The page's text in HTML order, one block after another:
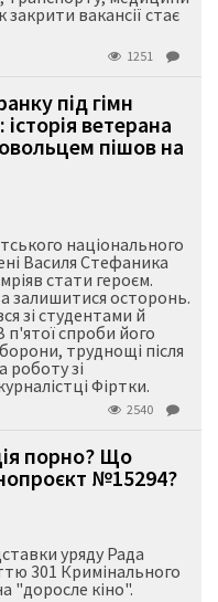
вакансії стає
1251
під гімн
історія ветерана
пішов на
національного
Василя Стефаника
стати героєм.
залишитися осторонь.
зі студентами й
п'ятої спроби його
труднощі після
роботу зі
Фіртки.
2540
порно? Що
№15294?
уряду Рада
301 Кримінального
"доросле кіно".